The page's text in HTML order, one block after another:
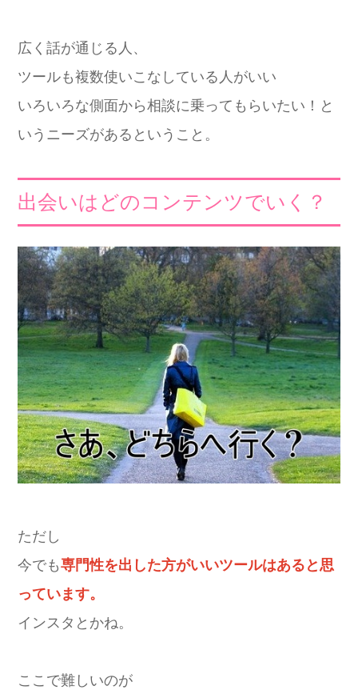
広く話が通じる人、
ツールも複数使いこなしている人がいい
いろいろな側面から相談に乗ってもらいたい！と
いうニーズがあるということ。
出会いはどのコンテンツでいく？
ただし
今でも専門性を出した方がいいツールはあると思
っています。
インスタとかね。
ここで難しいのが